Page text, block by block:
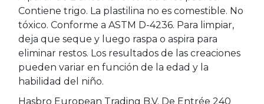
Contiene trigo. La plastilina no es comestible. No
tóxico. Conforme a ASTM D-4236. Para limpiar,
deja que seque y luego raspa o aspira para
eliminar restos. Los resultados de las creaciones
pueden variar en función de la edad y la
habilidad del niño.
Hasbro European Trading B.V. De Entrée 240